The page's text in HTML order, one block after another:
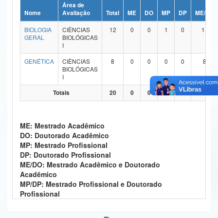
Ministério da Ciência, Tecnologia, Inovações e Comunicações
Ministério do Meio Ambiente
Ministério do Desenvolvimento Regional
Controladoria-Geral da União
Secretaria-Geral
Secretaria de Governo
Gabinete de Segurança Institucional
Advocacia-Geral da União
Nome
Área de
Avaliação
Total ME DO MP DP
ME/DO
BIOLOGIA
GERAL
CIÊNCIAS
BIOLÓGICAS
I
12 0 0 1 0 11
GENÉTICA
CIÊNCIAS
BIOLÓGICAS
I
8 0 0 0 0 8
Totais 20 0 0 1 0 19
ME: Mestrado Acadêmico
DO: Doutorado Acadêmico
MP: Mestrado Profissional
DP: Doutorado Profissional
ME/DO: Mestrado Acadêmico e Doutorado
Acadêmico
MP/DP: Mestrado Profissional e Doutorado
Profissional